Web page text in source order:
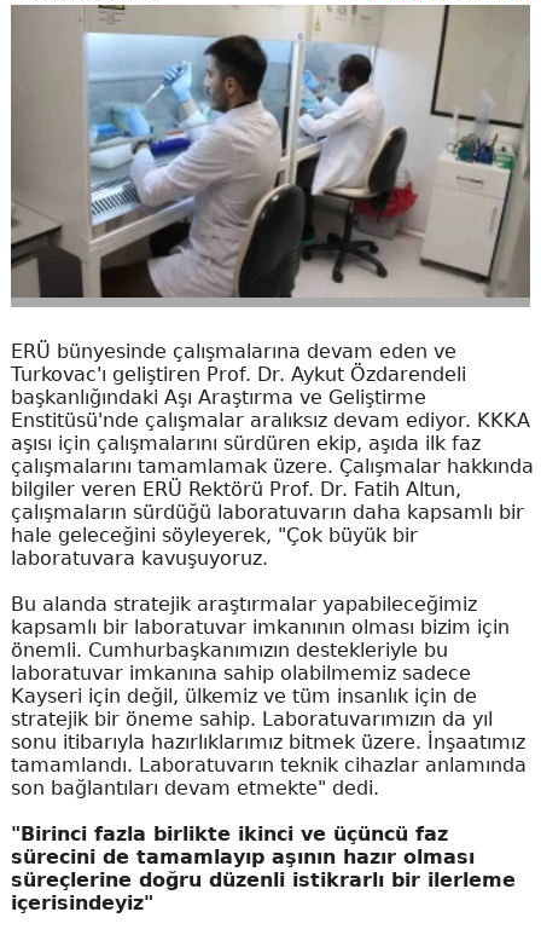
ERÜ bünyesinde çalışmalarına devam eden ve
Turkovac'ı geliştiren Prof. Dr. Aykut Özdarendeli
başkanlığındaki Aşı Araştırma ve Geliştirme
Enstitüsü'nde çalışmalar aralıksız devam ediyor. KKKA
aşısı için çalışmalarını sürdüren ekip, aşıda ilk faz
çalışmalarını tamamlamak üzere. Çalışmalar hakkında
bilgiler veren ERÜ Rektörü Prof. Dr. Fatih Altun,
çalışmaların sürdüğü laboratuvarın daha kapsamlı bir
hale geleceğini söyleyerek, "Çok büyük bir
laboratuvara kavuşuyoruz.
Bu alanda stratejik araştırmalar yapabileceğimiz
kapsamlı bir laboratuvar imkanının olması bizim için
önemli. Cumhurbaşkanımızın destekleriyle bu
laboratuvar imkanına sahip olabilmemiz sadece
Kayseri için değil, ülkemiz ve tüm insanlık için de
stratejik bir öneme sahip. Laboratuvarımızın da yıl
sonu itibarıyla hazırlıklarımız bitmek üzere. İnşaatımız
tamamlandı. Laboratuvarın teknik cihazlar anlamında
son bağlantıları devam etmekte" dedi.
"Birinci fazla birlikte ikinci ve üçüncü faz
sürecini de tamamlayıp aşının hazır olması
süreçlerine doğru düzenli istikrarlı bir ilerleme
içerisindeyiz"